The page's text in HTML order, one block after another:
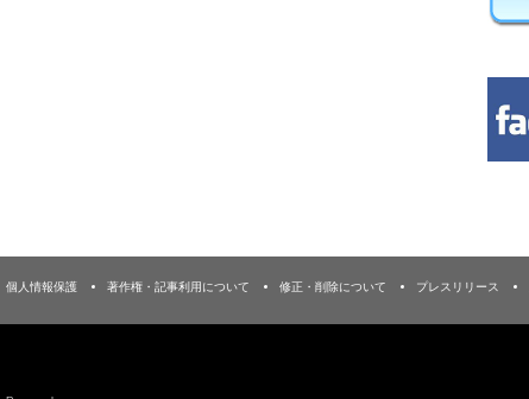
個人情報保護 著作権・記事利用について 修正・削除について プレスリリース